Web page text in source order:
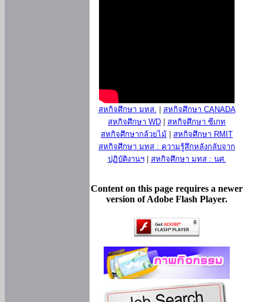
สหกิจศึกษา มทส.
สหกิจศึกษา CANADA
สหกิจศึกษา WD
สหกิจศึกษา ซีเกท
สหกิจศึกษากล้วยไม้
สหกิจศึกษา RMIT
สหกิจศึกษา มทส : ความรู้สึกหลังกลับจาก
ปฏิบัติงานฯ| สหกิจศึกษา มทส : นศ.
Content on this page requires a newer
version of Adobe Flash Player.